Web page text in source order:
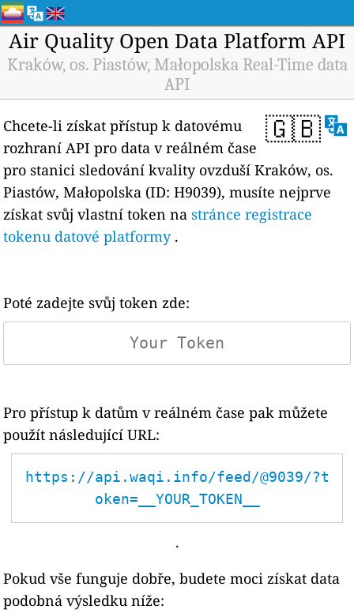
Air Quality Open Data Platform API
Kraków, os. Piastów, Małopolska Real-Time data
API
🇬🇧
Chcete-li získat přístup k datovému
rozhraní API pro data v reálném čase
pro stanici sledování kvality ovzduší Kraków, os.
Piastów, Małopolska (ID: H9039), musíte nejprve
získat svůj vlastní token nastránce registrace
tokenu datové platformy.
Poté zadejte svůj token zde:
Pro přístup k datům v reálném čase pak můžete
použít následující URL:
https://api.waqi.info/feed/@9039/?t
oken=__YOUR_TOKEN__
.
Pokud vše funguje dobře, budete moci získat data
podobná výsledku níže: